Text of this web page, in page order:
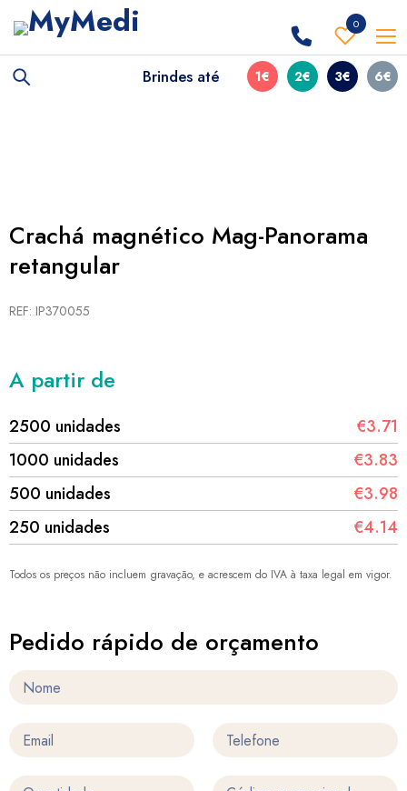
0
Brindes até 1€ 2€ 3€ 6€
Crachá magnético Mag-Panorama
retangular
REF: IP370055
A partir de
2500 unidades
€3.71
1000 unidades
€3.83
500 unidades
€3.98
250 unidades
€4.14
Todos os preços não incluem gravação, e acrescem do IVA à taxa legal em vigor.
Pedido rápido de orçamento